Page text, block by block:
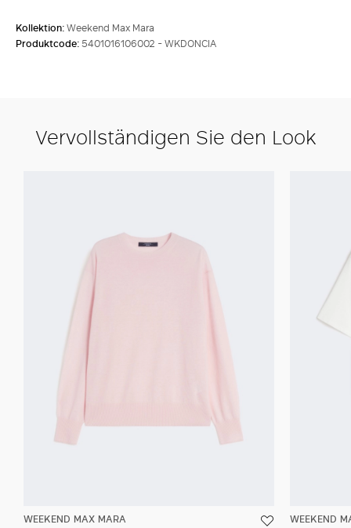
Kollektion:Weekend Max Mara
Produktcode:5401016106002 - WKDONCIA
Vervollständigen Sie den Look
WEEKEND MAX MARA
WEEKEND